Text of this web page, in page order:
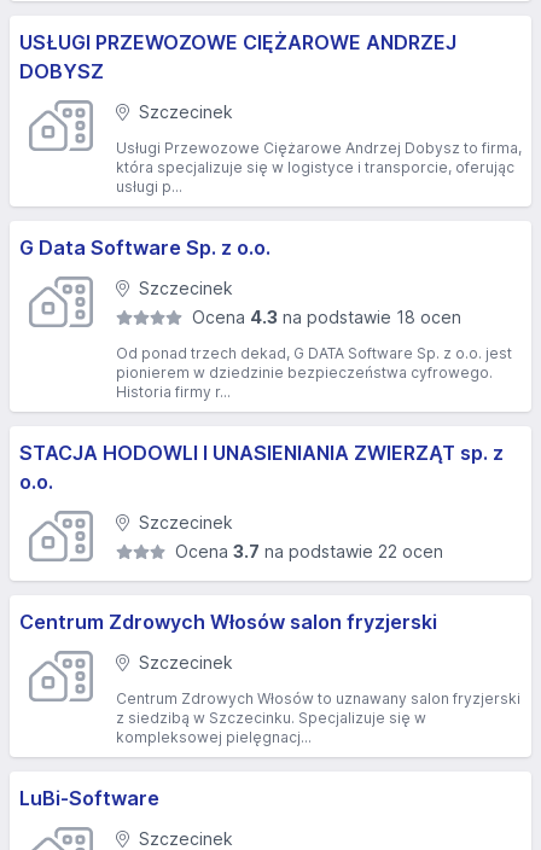
USŁUGI PRZEWOZOWE CIĘŻAROWE ANDRZEJ
DOBYSZ
Szczecinek
Usługi Przewozowe Ciężarowe Andrzej Dobysz to firma,
która specjalizuje się w logistyce i transporcie, oferując
usługi p...
G Data Software Sp. z o.o.
Szczecinek
Ocena 4.3 na podstawie 18 ocen
Od ponad trzech dekad, G DATA Software Sp. z o.o. jest
pionierem w dziedzinie bezpieczeństwa cyfrowego.
Historia firmy r...
STACJA HODOWLI I UNASIENIANIA ZWIERZĄT sp. z
o.o.
Szczecinek
Ocena3.7 na podstawie 22 ocen
Centrum Zdrowych Włosów salon fryzjerski
Szczecinek
Centrum Zdrowych Włosów to uznawany salon fryzjerski
z siedzibą w Szczecinku. Specjalizuje się w
kompleksowej pielęgnacj...
LuBi-Software
Szczecinek